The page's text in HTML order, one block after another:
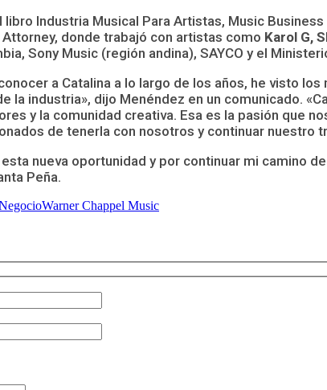
Industria Musical Para Artistas, Music
donde trabajó con artistas como Karol G,
Sony Music (región andina), SAYCO y el
a Catalina a lo largo de los años, he visto
la industria», dijo Menéndez en un comunicado.
y la comunidad creativa. Esa es la pasión que
de tenerla con nosotros y continuar nuestro
nueva oportunidad y por continuar mi camino
Peña.
Warner Chappel Music